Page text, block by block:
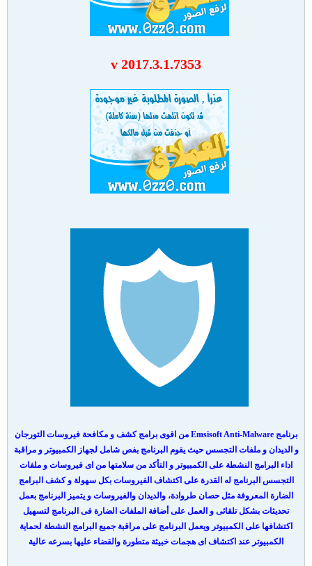
v 2017.3.1.7353
برنامج Emsisoft Anti-Malware من اقوى برامج كشف و مكافحة فيروسات التورجان
و الديدان و ملفات التجسس حيث يقوم البرنامج بفص شامل لجهاز الكمبيوتر و مراقبة
اداء البرامج النشطة على الكمبيوتر و التأكد من سلامتها من اى فيروسات و ملفات
التجسس البرنامج له القدرة على اكتشاف الفيروسات بكل سهولة و كشف البرامج
الضارة المعروفة مثل حصان طروادة، والديدان والفيروسات و يتميز البرنامج بعمل
تحديثات بشكل تلقائى و العمل على أضافة الملفات الضارة فى البرنامج لتسهيل
اكتشافها على الكمبيوتر ويعمل البرنامج على مراقبة جميع البرامج النشطة لحماية
الكمبيوتر عند اكتشاف اى هجمات خبيثة متطورة والقضاء عليها بسرعه عالية